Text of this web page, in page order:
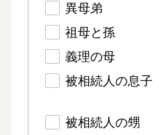
異母弟
祖母と孫
義理の母
被相続人の息子
被相続人の甥